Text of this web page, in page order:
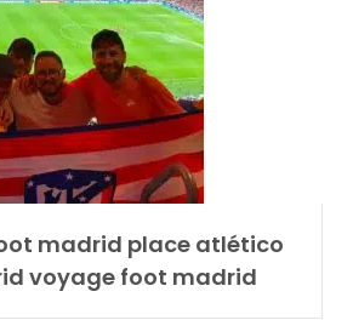
madrid place atlético
voyage foot madrid